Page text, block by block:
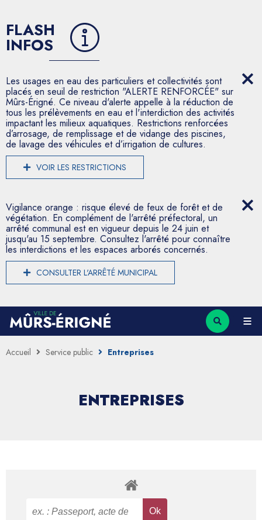
FLASH
INFOS
Les usages en eau des particuliers et collectivités sont
placés en seuil de restriction "ALERTE RENFORCÉE" sur
Mûrs-Érigné. Ce niveau d'alerte appelle à la réduction de
tous les prélèvements en eau et l'interdiction des activités
impactant les milieux aquatiques. Restrictions renforcées
d’arrosage, de remplissage et de vidange des piscines,
de lavage des véhicules et d’irrigation de cultures.
VOIR LES RESTRICTIONS
Vigilance orange : risque élevé de feux de forêt et de
végétation. En complément de l'arrêté préfectoral, un
arrêté communal est en vigueur depuis le 24 juin et
jusqu'au 15 septembre. Consultez l'arrêté pour connaître
les interdictions et les espaces arborés concernés.
CONSULTER L'ARRÊTÉ MUNICIPAL
Accueil Service public Entreprises
ENTREPRISES